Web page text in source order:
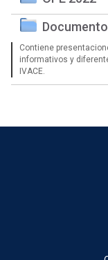
Contiene
informativos y
IVACE.